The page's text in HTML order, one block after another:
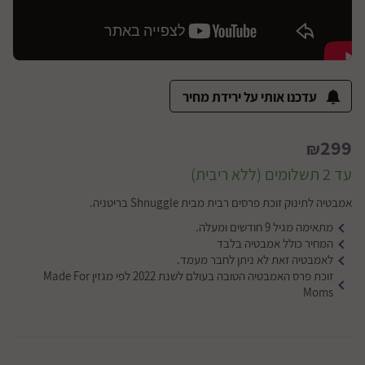
עדכנו אותי על ירידת מחיר
₪299
עד 2 תשלומים (ללא ריבית)
אמבטיה לתינוק זוכת פרסים רבית מבית Shnuggle בריטניה.
מתאימה מגיל 9 חודשים ומעלה.
המחיר כולל אמבטיה בלבד
לאמבטיה זאת לא ניתן לחבר מעמד.
זוכת פרס האמבטיה הטובה בעולם לשנת 2022 לפי מגזין Made For
Moms